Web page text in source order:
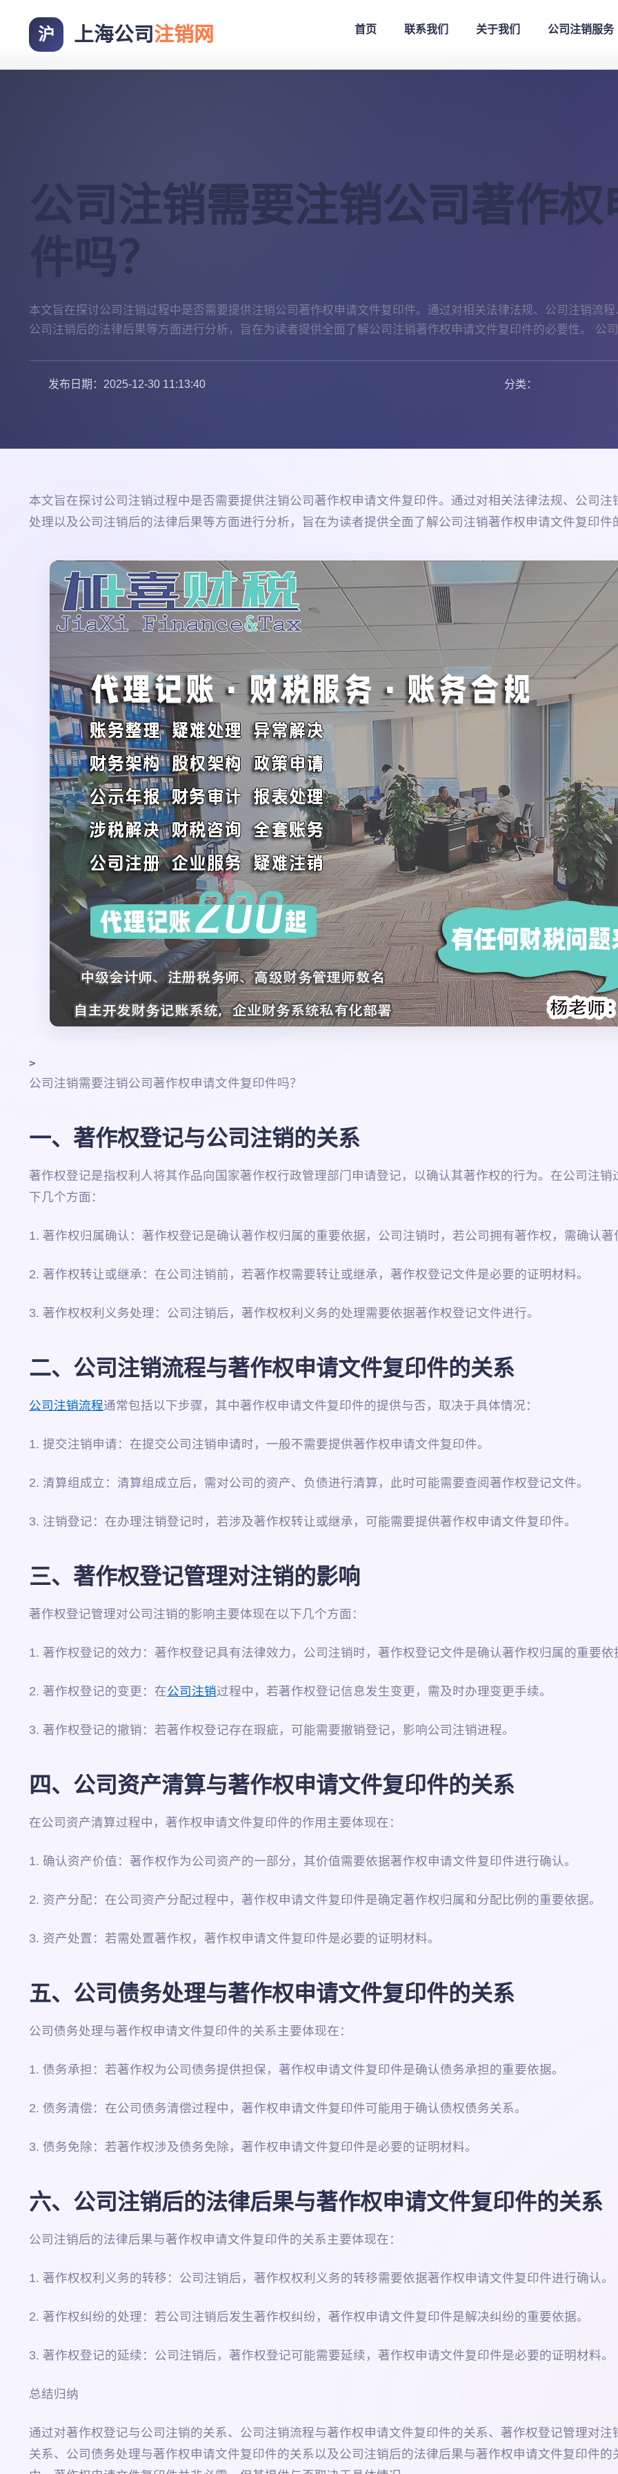
沪 上海公司注销网 首页 联系我们 关于我们 公司注销服务
公司注销需要注销公司著作
件吗？
本文旨在探讨公司注销过程中是否需要提供注销公司著作权申请文件复印件。通过对相关法律法规、公司注销流
公司注销后的法律后果等方面进行分析，旨在为读者提供全面了解公司注销著作权申请文件复印件的必要性。 公
发布日期：2025-12-30 11:13:40 分类：
本文旨在探讨公司注销过程中是否需要提供注销公司著作权申请文件复印件。通过对相关法律法规、公司
处理以及公司注销后的法律后果等方面进行分析，旨在为读者提供全面了解公司注销著作权申请文件复印件
>
公司注销需要注销公司著作权申请文件复印件吗？
一、著作权登记与公司注销的关系
著作权登记是指权利人将其作品向国家著作权行政管理部门申请登记，以确认其著作权的行为。在公司注
下几个方面：
1. 著作权归属确认：著作权登记是确认著作权归属的重要依据，公司注销时，若公司拥有著作权，需确认
2. 著作权转让或继承：在公司注销前，若著作权需要转让或继承，著作权登记文件是必要的证明材料。
3. 著作权权利义务处理：公司注销后，著作权权利义务的处理需要依据著作权登记文件进行。
二、公司注销流程与著作权申请文件复印件的关系
公司注销流程通常包括以下步骤，其中著作权申请文件复印件的提供与否，取决于具体情况：
1. 提交注销申请：在提交公司注销申请时，一般不需要提供著作权申请文件复印件。
2. 清算组成立：清算组成立后，需对公司的资产、负债进行清算，此时可能需要查阅著作权登记文件。
3. 注销登记：在办理注销登记时，若涉及著作权转让或继承，可能需要提供著作权申请文件复印件。
三、著作权登记管理对注销的影响
著作权登记管理对公司注销的影响主要体现在以下几个方面：
1. 著作权登记的效力：著作权登记具有法律效力，公司注销时，著作权登记文件是确认著作权归属的重要依
2. 著作权登记的变更：在公司注销过程中，若著作权登记信息发生变更，需及时办理变更手续。
3. 著作权登记的撤销：若著作权登记存在瑕疵，可能需要撤销登记，影响公司注销进程。
四、公司资产清算与著作权申请文件复印件的关系
在公司资产清算过程中，著作权申请文件复印件的作用主要体现在：
1. 确认资产价值：著作权作为公司资产的一部分，其价值需要依据著作权申请文件复印件进行确认。
2. 资产分配：在公司资产分配过程中，著作权申请文件复印件是确定著作权归属和分配比例的重要依据。
3. 资产处置：若需处置著作权，著作权申请文件复印件是必要的证明材料。
五、公司债务处理与著作权申请文件复印件的关系
公司债务处理与著作权申请文件复印件的关系主要体现在：
1. 债务承担：若著作权为公司债务提供担保，著作权申请文件复印件是确认债务承担的重要依据。
2. 债务清偿：在公司债务清偿过程中，著作权申请文件复印件可能用于确认债权债务关系。
3. 债务免除：若著作权涉及债务免除，著作权申请文件复印件是必要的证明材料。
六、公司注销后的法律后果与著作权申请文件复印件的关系
公司注销后的法律后果与著作权申请文件复印件的关系主要体现在：
1. 著作权权利义务的转移：公司注销后，著作权权利义务的转移需要依据著作权申请文件复印件进行确认。
2. 著作权纠纷的处理：若公司注销后发生著作权纠纷，著作权申请文件复印件是解决纠纷的重要依据。
3. 著作权登记的延续：公司注销后，著作权登记可能需要延续，著作权申请文件复印件是必要的证明材料。
总结归纳
通过对著作权登记与公司注销的关系、公司注销流程与著作权申请文件复印件的关系、著作权登记管理对
关系、公司债务处理与著作权申请文件复印件的关系以及公司注销后的法律后果与著作权申请文件复印件